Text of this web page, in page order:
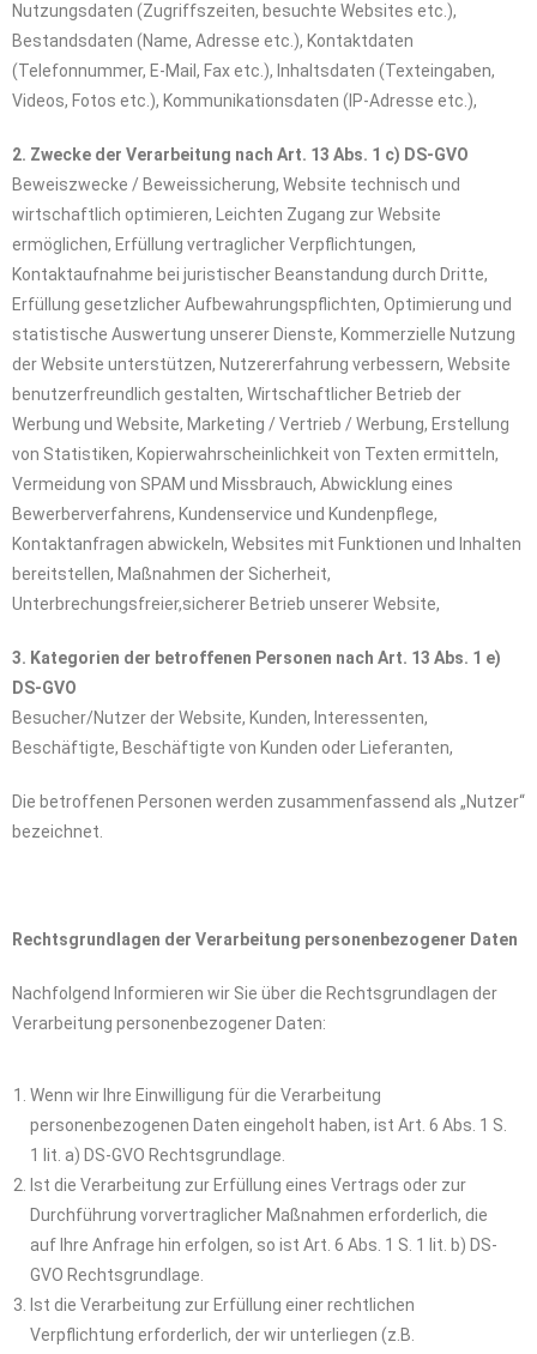
Nutzungsdaten (Zugriffszeiten, besuchte Websites etc.),
Bestandsdaten (Name, Adresse etc.), Kontaktdaten
(Telefonnummer, E-Mail, Fax etc.), Inhaltsdaten (Texteingaben,
Videos, Fotos etc.), Kommunikationsdaten (IP-Adresse etc.),
2. Zwecke der Verarbeitung nach Art. 13 Abs. 1 c) DS-GVO
Beweiszwecke / Beweissicherung, Website technisch und
wirtschaftlich optimieren, Leichten Zugang zur Website
ermöglichen, Erfüllung vertraglicher Verpflichtungen,
Kontaktaufnahme bei juristischer Beanstandung durch Dritte,
Erfüllung gesetzlicher Aufbewahrungspflichten, Optimierung und
statistische Auswertung unserer Dienste, Kommerzielle Nutzung
der Website unterstützen, Nutzererfahrung verbessern, Website
benutzerfreundlich gestalten, Wirtschaftlicher Betrieb der
Werbung und Website, Marketing / Vertrieb / Werbung, Erstellung
von Statistiken, Kopierwahrscheinlichkeit von Texten ermitteln,
Vermeidung von SPAM und Missbrauch, Abwicklung eines
Bewerberverfahrens, Kundenservice und Kundenpflege,
Kontaktanfragen abwickeln, Websites mit Funktionen und Inhalten
bereitstellen, Maßnahmen der Sicherheit,
Unterbrechungsfreier,sicherer Betrieb unserer Website,
3. Kategorien der betroffenen Personen nach Art. 13 Abs. 1 e)
DS-GVO
Besucher/Nutzer der Website, Kunden, Interessenten,
Beschäftigte, Beschäftigte von Kunden oder Lieferanten,
Die betroffenen Personen werden zusammenfassend als „Nutzer“
bezeichnet.
Rechtsgrundlagen der Verarbeitung personenbezogener Daten
Nachfolgend Informieren wir Sie über die Rechtsgrundlagen der
Verarbeitung personenbezogener Daten:
Wenn wir Ihre Einwilligung für die Verarbeitung
personenbezogenen Daten eingeholt haben, ist Art. 6 Abs. 1 S.
1 lit. a) DS-GVO Rechtsgrundlage.
Ist die Verarbeitung zur Erfüllung eines Vertrags oder zur
Durchführung vorvertraglicher Maßnahmen erforderlich, die
auf Ihre Anfrage hin erfolgen, so ist Art. 6 Abs. 1 S. 1 lit. b) DS-
GVO Rechtsgrundlage.
Ist die Verarbeitung zur Erfüllung einer rechtlichen
Verpflichtung erforderlich, der wir unterliegen (z.B.